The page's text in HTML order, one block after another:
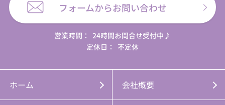
フォームからお問い合わせ
営業時間： 24時間お問合せ受付中♪
定休日：
不定休
ホーム 会社概要